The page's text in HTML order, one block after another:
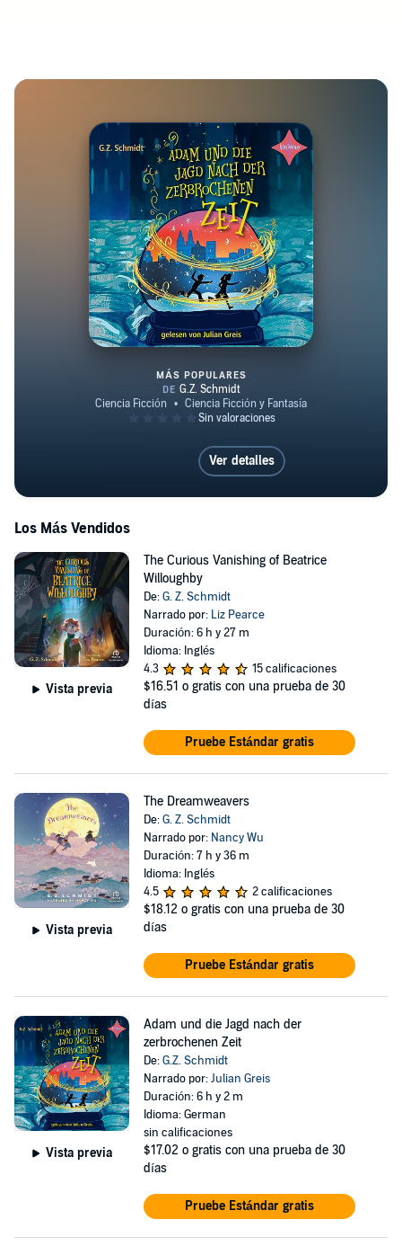
Adam und die Jagd nach der
MÁS POPULARES
Ver detalles
Los Más Vendidos
Vista previa
The Curious Vanishing of Beatrice
Willoughby
De:G. Z. Schmidt
Narrado por: Liz Pearce
Duración: 6 h y 27 m
Idioma: Inglés
4.3
15 calificaciones
$16.51 o gratis con una prueba de 30
días
Pruebe Estándar gratis
Vista previa
The Dreamweavers
De:G. Z. Schmidt
Narrado por: Nancy Wu
Duración: 7 h y 36 m
Idioma: Inglés
4.5
2 calificaciones
$18.12 o gratis con una prueba de 30
días
Pruebe Estándar gratis
Vista previa
Adam und die Jagd nach der
zerbrochenen Zeit
De:G.Z. Schmidt
Narrado por:Julian Greis
Duración: 6 h y 2 m
Idioma: German
sin calificaciones
$17.02 o gratis con una prueba de 30
días
Pruebe Estándar gratis